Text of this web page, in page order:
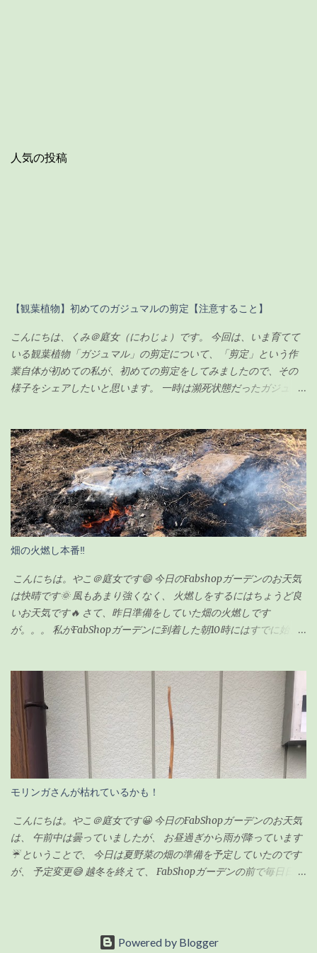
人気の投稿
【観葉植物】初めてのガジュマルの剪定【注意すること】
こんにちは、くみ＠庭女（にわじょ）です。 今回は、いま育てて
いる観葉植物「ガジュマル」の剪定について、「剪定」という作
業自体が初めての私が、初めての剪定をしてみましたので、その
様子をシェアしたいと思います。 一時は瀕死状態だったガジュマ
いました。 現在の様子がこちらです↓（2020年6月23日） ちなみ
に前回の記事の時（復活後）は、これくらいでした↓（2020年5月
17日） 見事に背が伸びて、葉っぱの数も増えました。 さすがに、
背が伸び過ぎてきたので「剪定」をすることにしました。 剪定を
するにあたり、ちょっと調べてみました。 ガジュマルの剪定のポ
イント 時期は5〜6月が良い 全体的に想定サイズよりも小さく剪定
する 切ったところは「癒合剤（ゆごうざい）」をつける 剪定後は
水分の蒸発量が減るので水やりは控えめにする ざっとこんな感じ
でした。 ガジュマルの剪定の時期 ガジュマルの剪定は種類が2つ
あるようです。 「 切り戻し 」 と言って、必要ない枝を切って形を
整えるものと、 「 丸坊主 」 と言って、枝を全部切り落として幹だ
けの状態にするものとがあり、今回のウチのガジュマルの場合
5〜6月が適している ようです。 6月って・・今じゃん！！って事
で、ちょうど良いタイミングでした。 ちなみに「丸坊主」の場合
は、回復するのに時間がかかるので、5月くらいにした方が良いみ
たいです。 癒合剤って何？必要なの？ 初めて聞く言葉だったので
調べてみました。 雑菌を防ぐ為の保護剤のようなもの 切り口から
水分や養分が流れないようにする為のもの 人間でいう「かさぶ
た」のような役割をする なるほど！これは必要だよね！って事
で、ホームセンターへ癒合剤とやらを買いに出かけました。
・・・が！癒合剤と言う商品名のものが見つからず、ググりまし
た。 「 カルスメイト 」 という商品名のものが見つかったので、手
にとって値段を確認。 意外とお...
畑の火燃し本番‼
こんにちは。やこ＠庭女です😄 今日のFabshopガーデンのお天気
は快晴です🌞 風もあまり強くなく、 火燃しをするにはちょうど良
いお天気です🔥 さて、昨日準備をしていた畑の火燃しです
が。。。 私がFabShopガーデンに到着した朝10時にはすでに始ま
す🙏 昨日集めた雑草や木の枝などはほとんど灰になっていました❗
私もまだ集めきれていなかった雑草をかき集めてきて、 火燃しに
参加しましたよ👍 お昼頃にはほとんどのものを燃やし終わり、 後
は自然に火が消えるのを待つだけです。 炎は見えませんが、 まだ
中のほうは火がくすぶっている状態です🔥 この後はたまに灰を広
げながら自然に鎮火するのを、 土お越しをしながら待ちます✋ 灰
に水をかけない理由としては、 この灰はじゃが芋を植えるとき
に、 切り口につけたり、 畑にまいて土に漉き込んで利用するため
です。 循環農業？というやつなのでしょうかね😁 それではまた👩
✋
モリンガさんが枯れているかも！
こんにちは。やこ＠庭女です😀 今日のFabShopガーデンのお天気
は、 午前中は曇っていましたが、 お昼過ぎから雨が降っています
☔ ということで、 今日は夏野菜の畑の準備を予定していたのです
が、 予定変更😅 越冬を終えて、 FabShopガーデンの前で毎日日向
するために、 植え替えをしようと思います。 準備をしたのは新し
Powered by Blogger